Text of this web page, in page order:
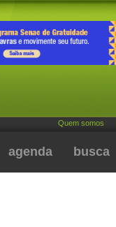
Quem somos
agenda busca